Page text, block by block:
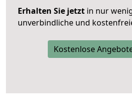
Erhalten Sie jetzt in nur
unverbindliche und
Kostenlose